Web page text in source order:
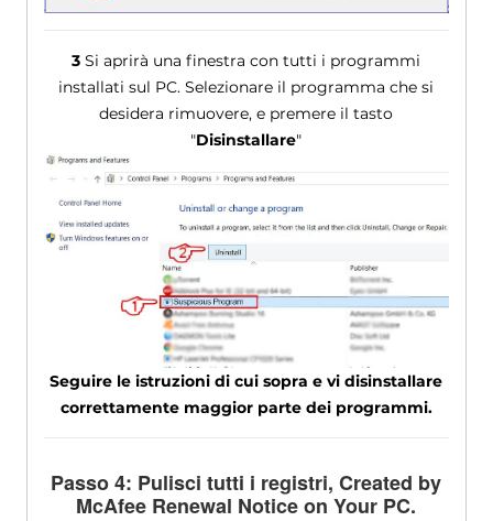
3 Si aprirà una finestra con tutti i programmi
installati sul PC. Selezionare il programma che si
desidera rimuovere, e premere il tasto
"Disinstallare"
Seguire le istruzioni di cui sopra e vi disinstallare
correttamente maggior parte dei programmi.
Passo 4: Pulisci tutti i registri,Created by
McAfee Renewal Notice on Your PC.